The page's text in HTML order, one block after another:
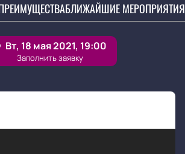
БЛИЖАЙШИЕ МЕРОПРИЯТИЯ